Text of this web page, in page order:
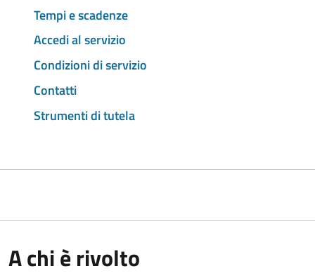
Tempi e scadenze
Accedi al servizio
Condizioni di servizio
Contatti
Strumenti di tutela
A chi è rivolto